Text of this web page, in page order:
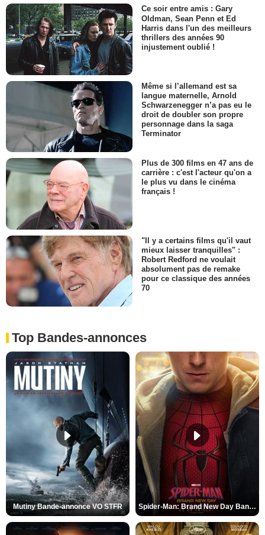
Ce soir entre amis : Gary
Oldman, Sean Penn et Ed
Harris dans l'un des meilleurs
thrillers des années 90
injustement oublié !
Même si l’allemand est sa
langue maternelle, Arnold
Schwarzenegger n’a pas eu le
droit de doubler son propre
personnage dans la saga
Terminator
Plus de 300 films en 47 ans de
carrière : c'est l'acteur qu'on a
le plus vu dans le cinéma
français !
"Il y a certains films qu'il vaut
mieux laisser tranquilles" :
Robert Redford ne voulait
absolument pas de remake
pour ce classique des années
70
Top Bandes-annonces
Mutiny Bande-annonce VO STFR Spider-Man: Brand New Day Bande-annonce VO STFR